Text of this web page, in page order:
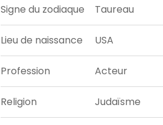
Signe du zodiaque Taureau
Lieu de naissance USA
Profession Acteur
Religion Judaïsme